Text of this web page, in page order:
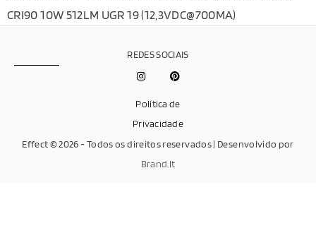
CRI90 10W 512LM UGR 19 (12,3VDC@700MA)
Effect © 2026 - Todos os direitos reservados | Desenvolvido por
Brand.It
Política de
Privacidade
REDES SOCIAIS